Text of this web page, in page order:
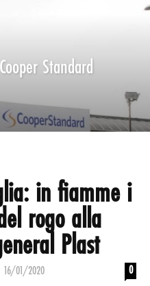
Standard
in fiamme i
rogo alla
Plast
16/01/2020 0